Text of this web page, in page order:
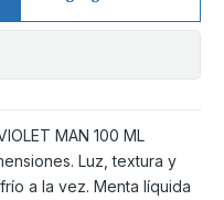
MAN 100 ML
Luz, textura y
a la vez. Menta líquida